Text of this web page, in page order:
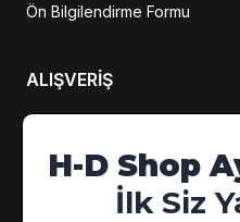
Ön Bilgilendirme Formu
ALIŞVERİŞ
Hesabım
Sipariş Takip
Kampanya Detayları
H-D Shop
İlk Siz